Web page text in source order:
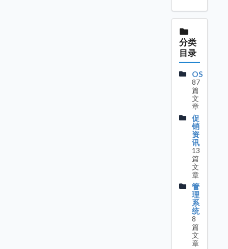
分类
目录
OS
87
篇
文
章
促
销
资
讯
13
篇
文
章
管
理
系
统
8
篇
文
章